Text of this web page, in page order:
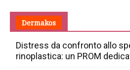
Dermakos
Distress da confronto allo
rinoplastica: un PROM